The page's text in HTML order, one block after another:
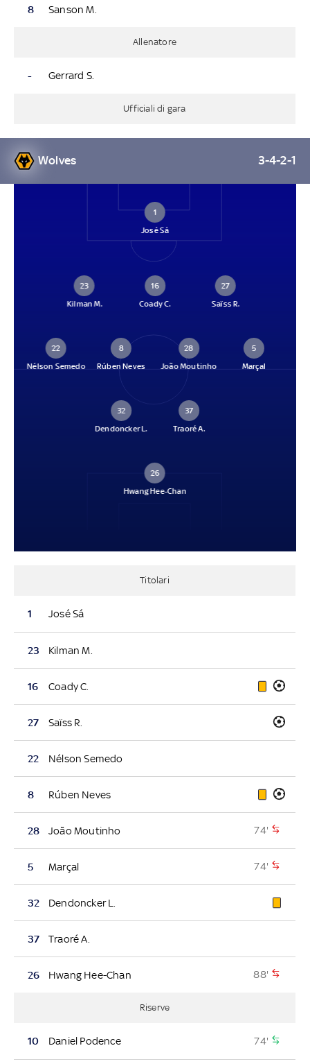
8 Sanson M.
Allenatore
- Gerrard S.
Ufficiali di gara
Wolves 3-4-2-1
1
José Sá
23
Kilman M.
16
Coady C.
27
Saïss R.
22
Nélson Semedo
8
Rúben Neves
28
João Moutinho
5
Marçal
37
Traoré A.
32
Dendoncker L.
26
Hwang Hee-Chan
Titolari
1 José Sá
23 Kilman M.
16 Coady C.
27 Saïss R.
22 Nélson Semedo
8 Rúben Neves
28 João Moutinho 74'
5 Marçal 74'
32 Dendoncker L.
37 Traoré A.
26 Hwang Hee-Chan 88'
Riserve
10 Daniel Podence 74'